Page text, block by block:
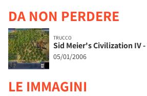
DA NON PERDERE
TRUCCO
Sid Meier's Civilization IV
05/01/2006
LE IMMAGINI